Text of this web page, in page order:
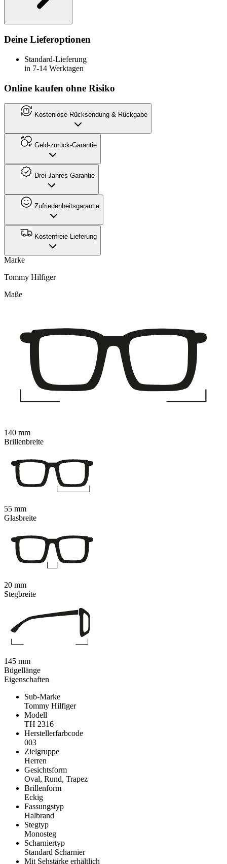
Deine Lieferoptionen
Standard-Lieferung
in 7-14 Werktagen
Online kaufen ohne Risiko
Kostenlose Rücksendung & Rückgabe
Geld-zurück-Garantie
Drei-Jahres-Garantie
Zufriedenheitsgarantie
Kostenfreie Lieferung
Marke
Tommy Hilfiger
Eigenschaften
Sub-Marke
Tommy Hilfiger
Modell
TH 2316
Herstellerfarbcode
003
Zielgruppe
Herren
Gesichtsform
Oval, Rund, Trapez
Brillenform
Eckig
Fassungstyp
Halbrand
Stegtyp
Monosteg
Scharniertyp
Standard Scharnier
Mit Sehstärke erhältlich
Maße
140 mm
Brillenbreite
55 mm
Glasbreite
20 mm
Stegbreite
145 mm
Bügellänge